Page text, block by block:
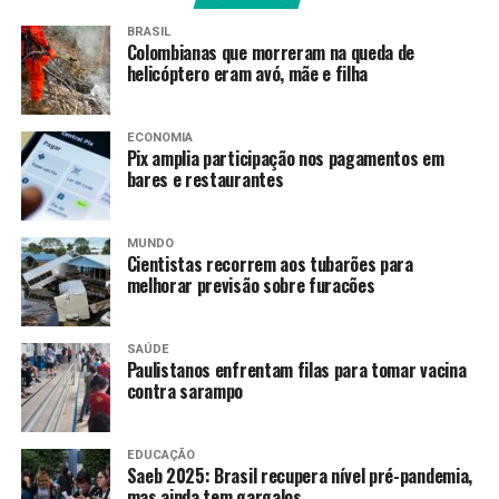
porque, se fizerem, vão ser
punidos.”
Medidas de segurança
A ministra destacou as seguintes medidas de segurança
que tornaram esta edição do CNU 2025 mais segura que
a edição passada:
detector de metal: foi usado em todas as portas
das salas de prova, não apenas nos banheiros,
para impedir a entrada de dispositivos
eletrônicos;
detector de ponto eletrônico: estava disponível
para as forças de segurança em todas as cidades,
para ser usado em casos de suspeita;
BRASIL
Colombianas que morreram na queda de
helicóptero eram avó, mãe e filha
ECONOMIA
Pix amplia participação nos pagamentos em
bares e restaurantes
MUNDO
Cientistas recorrem aos tubarões para
melhorar previsão sobre furacões
SAÚDE
Paulistanos enfrentam filas para tomar vacina
contra sarampo
EDUCAÇÃO
Saeb 2025: Brasil recupera nível pré-pandemia,